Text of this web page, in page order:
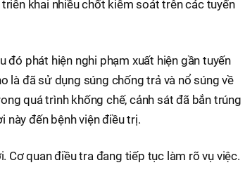
khai nhiều chốt kiểm soát trên các tuyến
phát hiện nghi phạm xuất hiện gần tuyến
là đã sử dụng súng chống trả và nổ súng về
quá trình khống chế, cảnh sát đã bắn trúng
đến bệnh viện điều trị.
quan điều tra đang tiếp tục làm rõ vụ việc.